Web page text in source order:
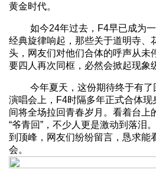
黄金时代。
如今24年过去，F4早已成为一
经典旋律响起，那些关于道明寺、
头，网友们对他们合体的呼声从未
要四人再次同框，必然会掀起现象
今年夏天，这份期待终于有了
演唱会上，F4时隔多年正式合体
间将全场拉回青春岁月。看着台上
“爷青回”，不少人更是激动到落泪
到顶峰，网友们纷纷留言，恳求能
会。